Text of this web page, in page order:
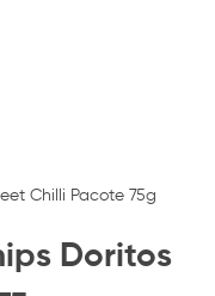
Chilli Pacote 75g
Doritos